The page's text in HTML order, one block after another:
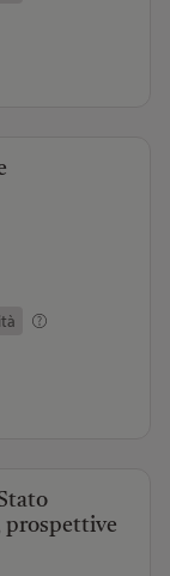
prospettive